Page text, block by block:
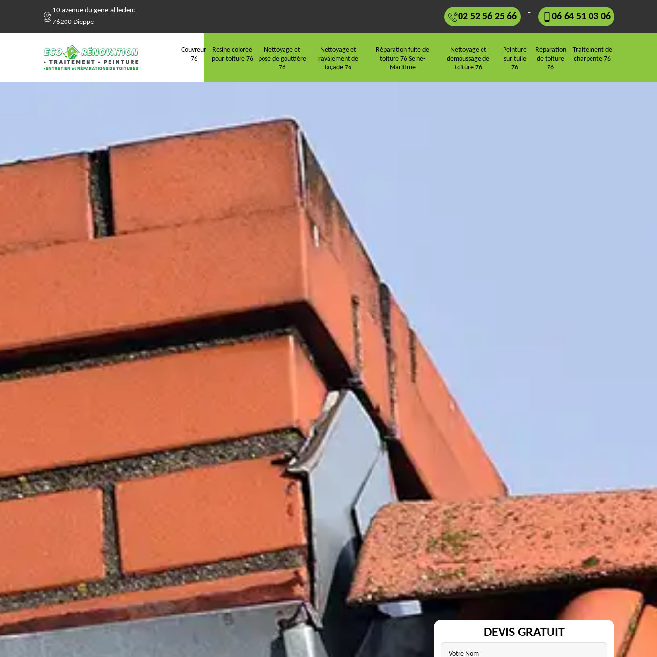
10 avenue du general leclerc
76200 Dieppe
02 52 56 25 66 - 06 64 51 03 06
Couvreur
76
Resine coloree
pour toiture 76
Nettoyage et
pose de gouttière
76
Nettoyage et
ravalement de
façade 76
Réparation fuite de
toiture 76 Seine-
Maritime
Nettoyage et
démoussage de
toiture 76
Peinture
sur tuile
76
Réparation
de toiture
76
Traitement de
charpente 76
DEVIS GRATUIT